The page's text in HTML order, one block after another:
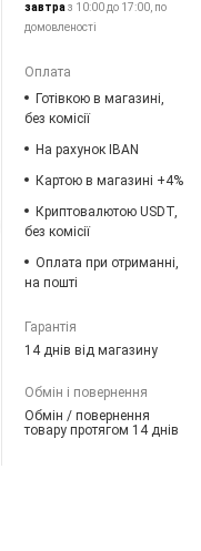
завтраз 10:00 до 17:00, по
домовленості
Оплата
Готівкою в магазині,
без комісії
На рахунок IBAN
Картою в магазині +4%
Криптовалютою USDT,
без комісії
Оплата при отриманні,
на пошті
Гарантія
14 днів від магазину
Обмін і повернення
Обмін / повернення
товару протягом 14 днів